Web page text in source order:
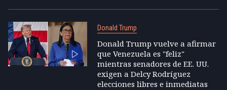
Donald Trump
Donald Trump vuelve a afirmar
que Venezuela es "feliz"
mientras senadores de EE. UU.
exigen a Delcy Rodríguez
elecciones libres e inmediatas